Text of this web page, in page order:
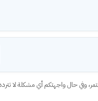
وفي حال واجهتكم أي مشكلة لا